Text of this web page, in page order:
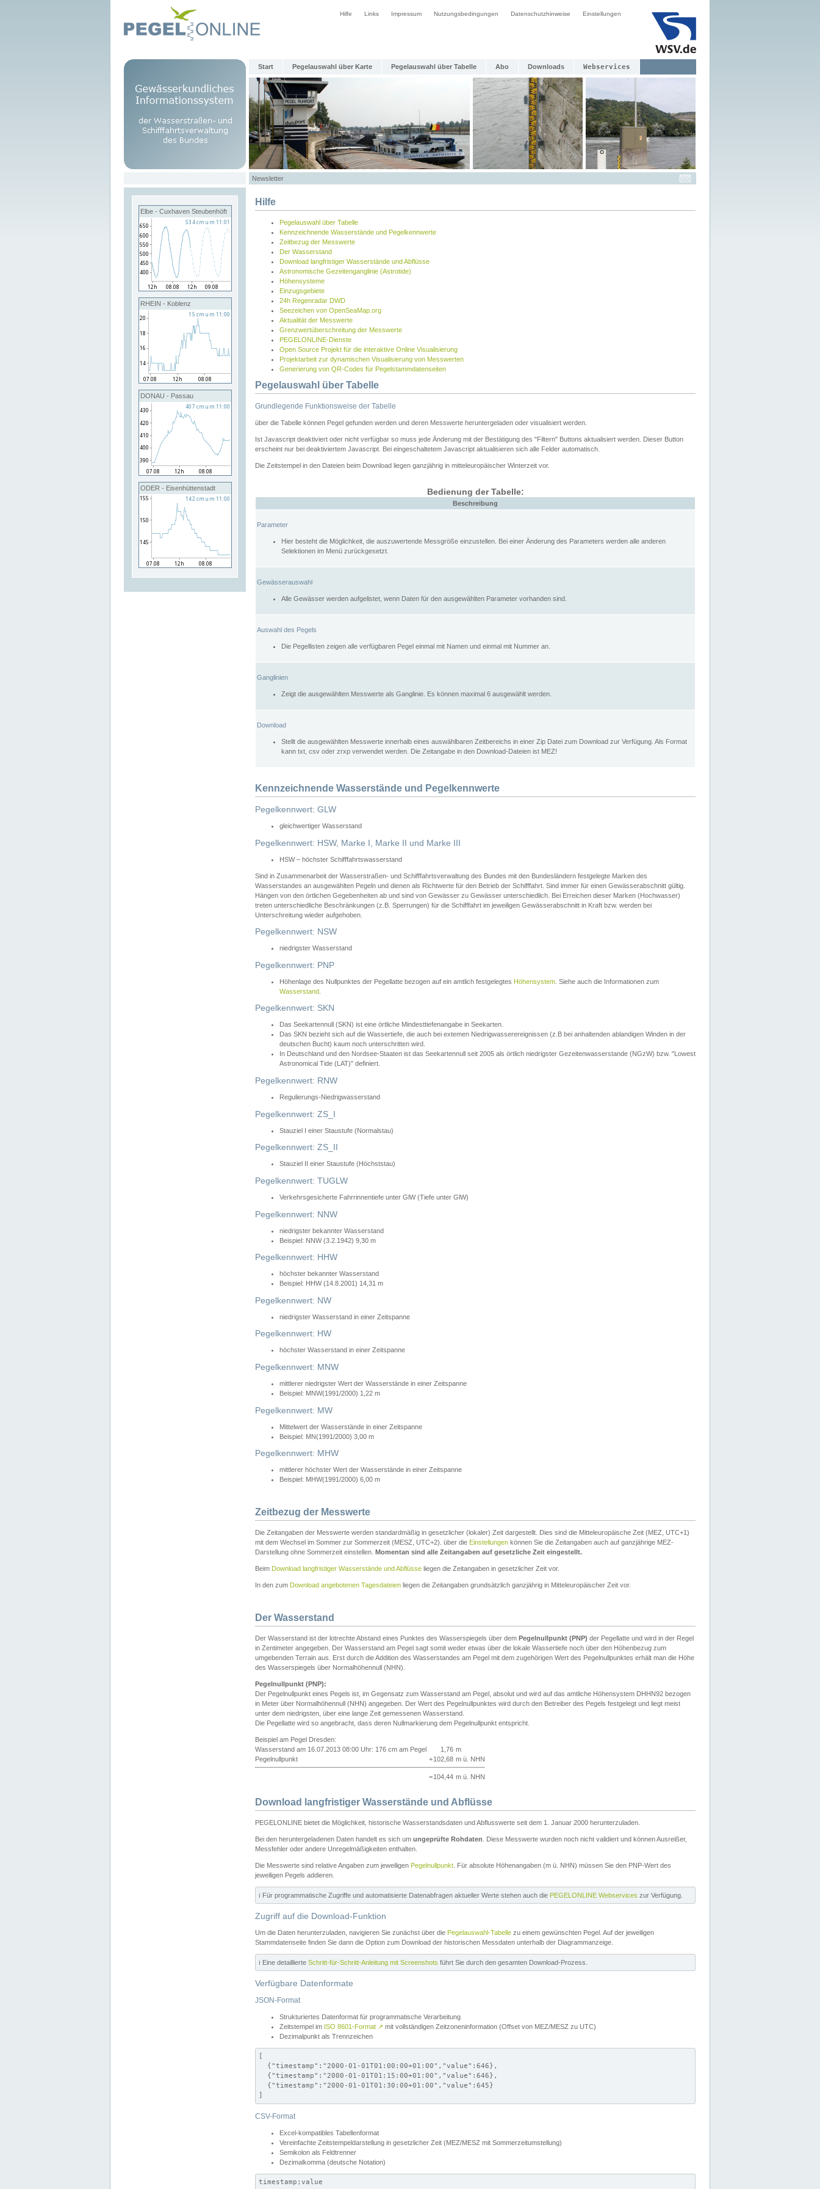
Hilfe Links Impressum Nutzungsbedingungen Datenschutzhinweise Einstellungen
Start Pegelauswahl über Karte Pegelauswahl über Tabelle Abo Downloads Webservices
Newsletter
Elbe - Cuxhaven Steubenhöft
RHEIN - Koblenz
DONAU - Passau
ODER - Eisenhüttenstadt
Hilfe
Pegelauswahl über Tabelle
Kennzeichnende Wasserstände und Pegelkennwerte
Zeitbezug der Messwerte
Der Wasserstand
Download langfristiger Wasserstände und Abflüsse
Astronomische Gezeitenganglinie (Astrotide)
Höhensysteme
Einzugsgebiete
24h Regenradar DWD
Seezeichen von OpenSeaMap.org
Aktualität der Messwerte
Grenzwertüberschreitung der Messwerte
PEGELONLINE-Dienste
Open Source Projekt für die interaktive Online Visualisierung
Projektarbeit zur dynamischen Visualisierung von Messwerten
Generierung von QR-Codes für Pegelstammdatenseiten
Pegelauswahl über Tabelle
Grundlegende Funktionsweise der Tabelle
über die Tabelle können Pegel gefunden werden und deren Messwerte heruntergeladen oder visualisiert werden.
Ist Javascript deaktiviert oder nicht verfügbar so muss jede Änderung mit der Bestätigung des "Filtern" Buttons aktualisiert werden. Dieser Button
erscheint nur bei deaktiviertem Javascript. Bei eingeschaltetem Javascript aktualisieren sich alle Felder automatisch.
Die Zeitstempel in den Dateien beim Download liegen ganzjährig in mitteleuropäischer Winterzeit vor.
Bedienung der Tabelle:
Beschreibung
Parameter
Hier besteht die Möglichkeit, die auszuwertende Messgröße einzustellen. Bei einer Änderung des Parameters werden alle anderen
Selektionen im Menü zurückgesetzt.
Gewässerauswahl
Alle Gewässer werden aufgelistet, wenn Daten für den ausgewählten Parameter vorhanden sind.
Auswahl des Pegels
Die Pegellisten zeigen alle verfügbaren Pegel einmal mit Namen und einmal mit Nummer an.
Ganglinien
Zeigt die ausgewählten Messwerte als Ganglinie. Es können maximal 6 ausgewählt werden.
Download
Stellt die ausgewählten Messwerte innerhalb eines auswählbaren Zeitbereichs in einer Zip Datei zum Download zur Verfügung. Als Format
kann txt, csv oder zrxp verwendet werden. Die Zeitangabe in den Download-Dateien ist MEZ!
Kennzeichnende Wasserstände und Pegelkennwerte
Pegelkennwert: GLW
gleichwertiger Wasserstand
Pegelkennwert: HSW, Marke I, Marke II und Marke III
HSW – höchster Schifffahrtswasserstand
Sind in Zusammenarbeit der Wasserstraßen- und Schifffahrtsverwaltung des Bundes mit den Bundesländern festgelegte Marken des
Wasserstandes an ausgewählten Pegeln und dienen als Richtwerte für den Betrieb der Schifffahrt. Sind immer für einen Gewässerabschnitt gültig.
Hängen von den örtlichen Gegebenheiten ab und sind von Gewässer zu Gewässer unterschiedlich. Bei Erreichen dieser Marken (Hochwasser)
treten unterschiedliche Beschränkungen (z.B. Sperrungen) für die Schifffahrt im jeweiligen Gewässerabschnitt in Kraft bzw. werden bei
Unterschreitung wieder aufgehoben.
Pegelkennwert: NSW
niedrigster Wasserstand
Pegelkennwert: PNP
Höhenlage des Nullpunktes der Pegellatte bezogen auf ein amtlich festgelegtes Höhensystem . Siehe auch die Informationen zum
Wasserstand
Pegelkennwert: SKN
Das Seekartennull (SKN) ist eine örtliche Mindesttiefenangabe in Seekarten.
Das SKN bezieht sich auf die Wassertiefe, die auch bei extemen Niedrigwasserereignissen (z.B bei anhaltenden ablandigen Winden in der
deutschen Bucht) kaum noch unterschritten wird.
In Deutschland und den Nordsee-Staaten ist das Seekartennull seit 2005 als örtlich niedrigster Gezeitenwasserstande (NGzW) bzw. "Lowest
Astronomical Tide (LAT)" definiert.
Pegelkennwert: RNW
Regulierungs-Niedrigwasserstand
Pegelkennwert: ZS_I
Stauziel I einer Staustufe (Normalstau)
Pegelkennwert: ZS_II
Stauziel II einer Staustufe (Höchststau)
Pegelkennwert: TUGLW
Verkehrsgesicherte Fahrrinnentiefe unter GlW (Tiefe unter GlW)
Pegelkennwert: NNW
niedrigster bekannter Wasserstand
Beispiel: NNW (3.2.1942) 9,30 m
Pegelkennwert: HHW
höchster bekannter Wasserstand
Beispiel: HHW (14.8.2001) 14,31 m
Pegelkennwert: NW
niedrigster Wasserstand in einer Zeitspanne
Pegelkennwert: HW
höchster Wasserstand in einer Zeitspanne
Pegelkennwert: MNW
mittlerer niedrigster Wert der Wasserstände in einer Zeitspanne
Beispiel: MNW(1991/2000) 1,22 m
Pegelkennwert: MW
Mittelwert der Wasserstände in einer Zeitspanne
Beispiel: MN(1991/2000) 3,00 m
Pegelkennwert: MHW
mittlerer höchster Wert der Wasserstände in einer Zeitspanne
Beispiel: MHW(1991/2000) 6,00 m
Zeitbezug der Messwerte
Die Zeitangaben der Messwerte werden standardmäßig in gesetzlicher (lokaler) Zeit dargestellt. Dies sind die Mitteleuropäische Zeit (MEZ, UTC+1)
mit dem Wechsel im Sommer zur Sommerzeit (MESZ, UTC+2). über die Einstellungen können Sie die Zeitangaben auch auf ganzjährige MEZ-
Darstellung ohne Sommerzeit einstellen. Momentan sind alle Zeitangaben auf gesetzliche Zeit eingestellt.
Beim Download langfristiger Wasserstände und Abflüsse liegen die Zeitangaben in gesetzlicher Zeit vor.
In den zum Download angebotenen Tagesdateien liegen die Zeitangaben grundsätzlich ganzjährig in Mitteleuropäischer Zeit vor.
Der Wasserstand
Der Wasserstand ist der lotrechte Abstand eines Punktes des Wasserspiegels über dem Pegelnullpunkt (PNP) der Pegellatte und wird in der Regel
in Zentimeter angegeben. Der Wasserstand am Pegel sagt somit weder etwas über die lokale Wassertiefe noch über den Höhenbezug zum
umgebenden Terrain aus. Erst durch die Addition des Wasserstandes am Pegel mit dem zugehörigen Wert des Pegelnullpunktes erhält man die Höhe
des Wasserspiegels über Normalhöhennull (NHN).
Pegelnullpunkt (PNP):
Der Pegelnullpunkt eines Pegels ist, im Gegensatz zum Wasserstand am Pegel, absolut und wird auf das amtliche Höhensystem DHHN92 bezogen
in Meter über Normalhöhennull (NHN) angegeben. Der Wert des Pegelnullpunktes wird durch den Betreiber des Pegels festgelegt und liegt meist
unter dem niedrigsten, über eine lange Zeit gemessenen Wasserstand.
Die Pegellatte wird so angebracht, dass deren Nullmarkierung dem Pegelnullpunkt entspricht.
Beispiel am Pegel Dresden:
Wasserstand am 16.07.2013 08:00 Uhr: 176 cm am Pegel
1,76 m
Pegelnullpunkt
+102,68 m ü. NHN
=104,44 m ü. NHN
Download langfristiger Wasserstände und Abflüsse
PEGELONLINE bietet die Möglichkeit, historische Wasserstandsdaten und Abflusswerte seit dem 1. Januar 2000 herunterzuladen.
Bei den heruntergeladenen Daten handelt es sich um ungeprüfte Rohdaten . Diese Messwerte wurden noch nicht validiert und können Ausreißer,
Messfehler oder andere Unregelmäßigkeiten enthalten.
Die Messwerte sind relative Angaben zum jeweiligen Pegelnullpunkt . Für absolute Höhenangaben (m ü. NHN) müssen Sie den PNP-Wert des
jeweiligen Pegels addieren.
ℹ️ Für programmatische Zugriffe und automatisierte Datenabfragen aktueller Werte stehen auch die PEGELONLINE Webservices zur Verfügung.
Zugriff auf die Download-Funktion
Um die Daten herunterzuladen, navigieren Sie zunächst über die Pegelauswahl-Tabelle zu einem gewünschten Pegel. Auf der jeweiligen
Stammdatenseite finden Sie dann die Option zum Download der historischen Messdaten unterhalb der Diagrammanzeige.
ℹ️ Eine detaillierte Schritt-für-Schritt-Anleitung mit Screenshots führt Sie durch den gesamten Download-Prozess.
Verfügbare Datenformate
JSON-Format
Strukturiertes Datenformat für programmatische Verarbeitung
Zeitstempel im ISO 8601-Format ↗ mit vollständigen Zeitzoneninformation (Offset von MEZ/MESZ zu UTC)
Dezimalpunkt als Trennzeichen
[
  {"timestamp":"2000-01-01T01:00:00+01:00","value":646},
  {"timestamp":"2000-01-01T01:15:00+01:00","value":646},
  {"timestamp":"2000-01-01T01:30:00+01:00","value":645}
]
CSV-Format
Excel-kompatibles Tabellenformat
Vereinfachte Zeitstempeldarstellung in gesetzlicher Zeit (MEZ/MESZ mit Sommerzeitumstellung)
Semikolon als Feldtrenner
Dezimalkomma (deutsche Notation)
timestamp;value